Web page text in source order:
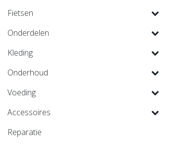
Fietsen
Onderdelen
Kleding
Onderhoud
Voeding
Accessoires
Reparatie